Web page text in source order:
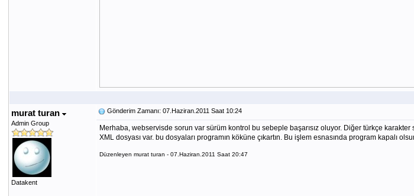
murat turan
Admin Group
Datakent
Gönderim Zamanı: 07.Haziran.2011 Saat 10:24
Merhaba, webservisde sorun var sürüm kontrol bu sebeple başarısız oluyor. Diğer türkçe karakter
XML dosyası var. bu dosyaları programın köküne çıkartın. Bu işlem esnasında program kapalı
Düzenleyen murat turan - 07.Haziran.2011 Saat 20:47